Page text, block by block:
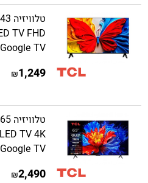
Google TV – משלוח חינם
1,249
₪
Google TV – משלוח חינם
2,490
₪